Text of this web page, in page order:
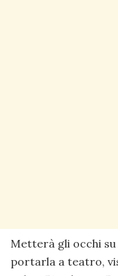
Metterà gli occhi su
portarla a teatro,